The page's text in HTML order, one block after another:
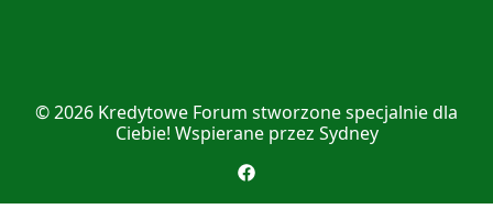
© 2026 Kredytowe Forum stworzone specjalnie dla
Ciebie! Wspierane przez Sydney